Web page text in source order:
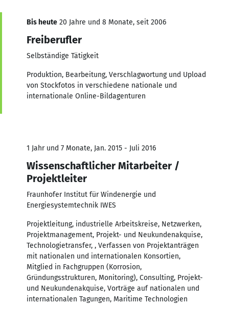
Bis heute 20 Jahre und 8 Monate, seit 2006
Freiberufler
Selbständige Tätigkeit
Produktion, Bearbeitung, Verschlagwortung und Upload
von Stockfotos in verschiedene nationale und
internationale Online-Bildagenturen
1 Jahr und 7 Monate, Jan. 2015 - Juli 2016
Wissenschaftlicher Mitarbeiter /
Projektleiter
Fraunhofer Institut für Windenergie und
Energiesystemtechnik IWES
Projektleitung, industrielle Arbeitskreise, Netzwerken,
Projektmanagement, Projekt- und Neukundenakquise,
Technologietransfer, , Verfassen von Projektanträgen
mit nationalen und internationalen Konsortien,
Mitglied in Fachgruppen (Korrosion,
Gründungsstrukturen, Monitoring), Consulting, Projekt-
und Neukundenakquise, Vorträge auf nationalen und
internationalen Tagungen, Maritime Technologien